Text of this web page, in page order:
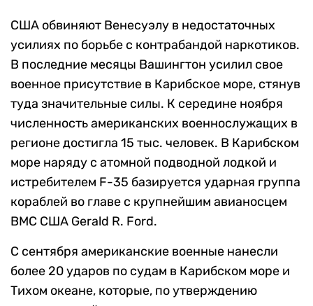
США обвиняют Венесуэлу в недостаточных
усилиях по борьбе с контрабандой наркотиков.
В последние месяцы Вашингтон усилил свое
военное присутствие в Карибское море, стянув
туда значительные силы. К середине ноября
численность американских военнослужащих в
регионе достигла 15 тыс. человек. В Карибском
море наряду с атомной подводной лодкой и
истребителем F-35 базируется ударная группа
кораблей во главе с крупнейшим авианосцем
ВМС США Gerald R. Ford.
С сентября американские военные нанесли
более 20 ударов по судам в Карибском море и
Тихом океане, которые, по утверждению